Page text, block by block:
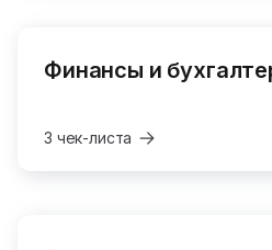
Финансы и
3 чек-листа